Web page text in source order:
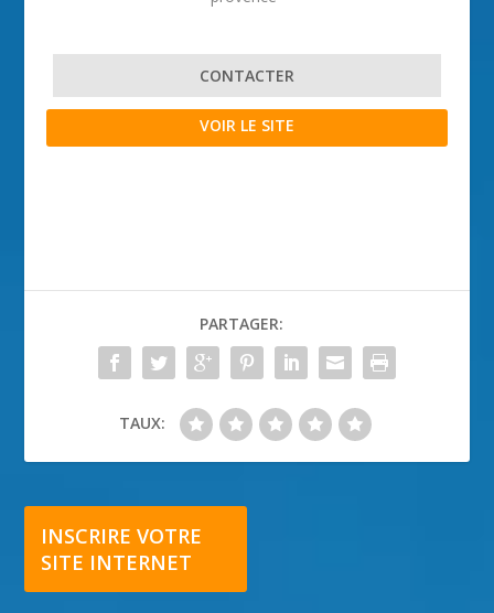
CONTACTER
VOIR LE SITE
PARTAGER:
TAUX:
INSCRIRE VOTRE
SITE INTERNET